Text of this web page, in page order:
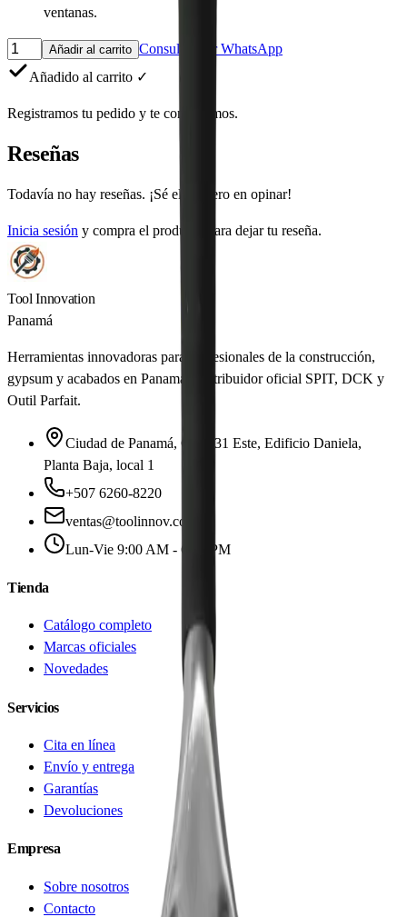
ventanas.
Añadir al carrito Consultar por WhatsApp
Añadido al carrito ✓
Registramos tu pedido y te contactamos.
Reseñas
Todavía no hay reseñas. ¡Sé el primero en opinar!
Inicia sesión y compra el producto para dejar tu reseña.
Tool Innovation
Panamá
Herramientas innovadoras para profesionales de la construcción,
gypsum y acabados en Panamá. Distribuidor oficial SPIT, DCK y
Outil Parfait.
Ciudad de Panamá, Calle 31 Este, Edificio Daniela,
Planta Baja, local 1
+507 6260-8220
ventas@toolinnov.com
Lun-Vie 9:00 AM - 6:00 PM
Tienda
Catálogo completo
Marcas oficiales
Novedades
Servicios
Cita en línea
Envío y entrega
Garantías
Devoluciones
Empresa
Sobre nosotros
Contacto